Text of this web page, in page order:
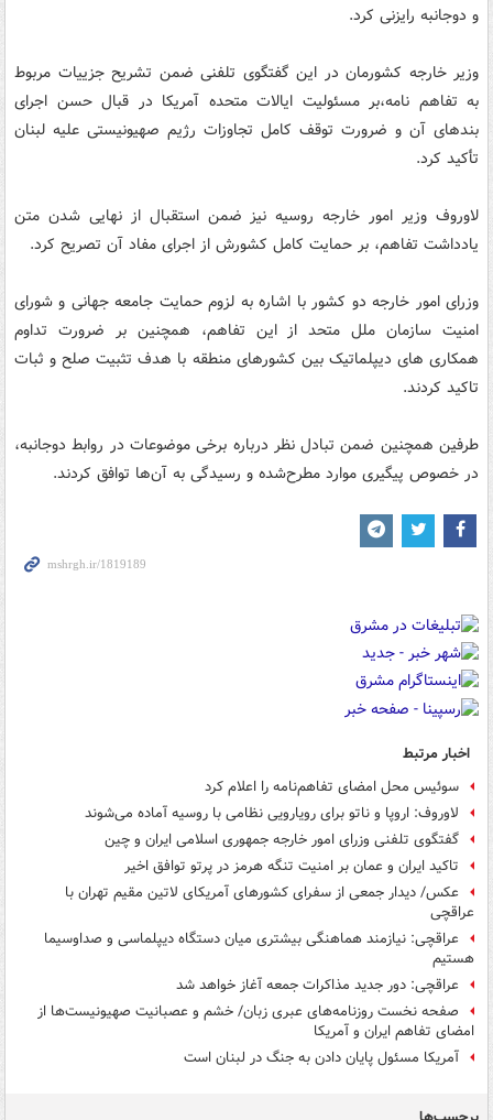
و دوجانبه رایزنی کرد.
وزیر خارجه کشورمان در این گفتگوی تلفنی ضمن تشریح جزییات مربوط
به تفاهم نامه،بر مسئولیت ایالات متحده آمریکا در قبال حسن اجرای
بندهای آن و ضرورت توقف کامل تجاوزات رژیم صهیونیستی علیه لبنان
تأکید کرد.
لاوروف وزیر امور خارجه روسیه نیز ضمن استقبال از نهایی شدن متن
یادداشت تفاهم، بر حمایت کامل کشورش از اجرای مفاد آن تصریح کرد.
وزرای امور خارجه دو کشور با اشاره به لزوم حمایت جامعه جهانی و شورای
امنیت سازمان ملل متحد از این تفاهم، همچنین بر ضرورت تداوم
همکاری های دیپلماتیک بین کشورهای منطقه با هدف تثبیت صلح و ثبات
تاکید کردند.
طرفین همچنین ضمن تبادل نظر درباره برخی موضوعات در روابط دوجانبه،
در خصوص پیگیری موارد مطرح‌شده و رسیدگی به آن‌ها توافق کردند.
اخبار مرتبط
سوئیس محل امضای تفاهم‌نامه را اعلام کرد
لاوروف: اروپا و ناتو برای رویارویی نظامی با روسیه آماده می‌شوند
گفتگوی تلفنی وزرای امور خارجه جمهوری اسلامی ایران و چین
تاکید ایران و عمان بر امنیت تنگه هرمز در پرتو توافق اخیر
عکس/ دیدار جمعی از سفرای کشورهای آمریکای لاتین مقیم تهران با
عراقچی
عراقچی: نیازمند هماهنگی بیشتری میان دستگاه دیپلماسی و صداوسیما
هستیم
عراقچی: دور جدید مذاکرات جمعه آغاز خواهد شد
صفحه نخست روزنامه‌های عبری زبان/ خشم و عصبانیت صهیونیست‌ها از
امضای تفاهم ایران و آمریکا
آمریکا مسئول پایان دادن به جنگ در لبنان است